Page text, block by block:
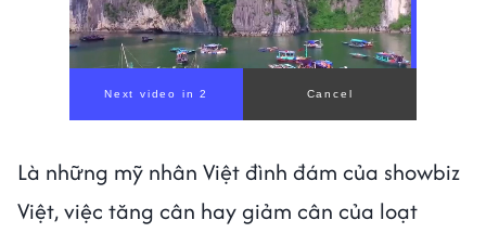
Là những mỹ nhân Việt đình đám của showbiz
Việt, việc tăng cân hay giảm cân của loạt